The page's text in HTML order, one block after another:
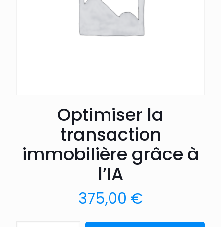
Optimiser la
transaction
immobilière grâce à
l’IA
375,00 €